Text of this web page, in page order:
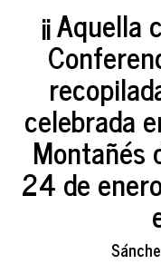
¡¡
celebrada
Montañés
24 de